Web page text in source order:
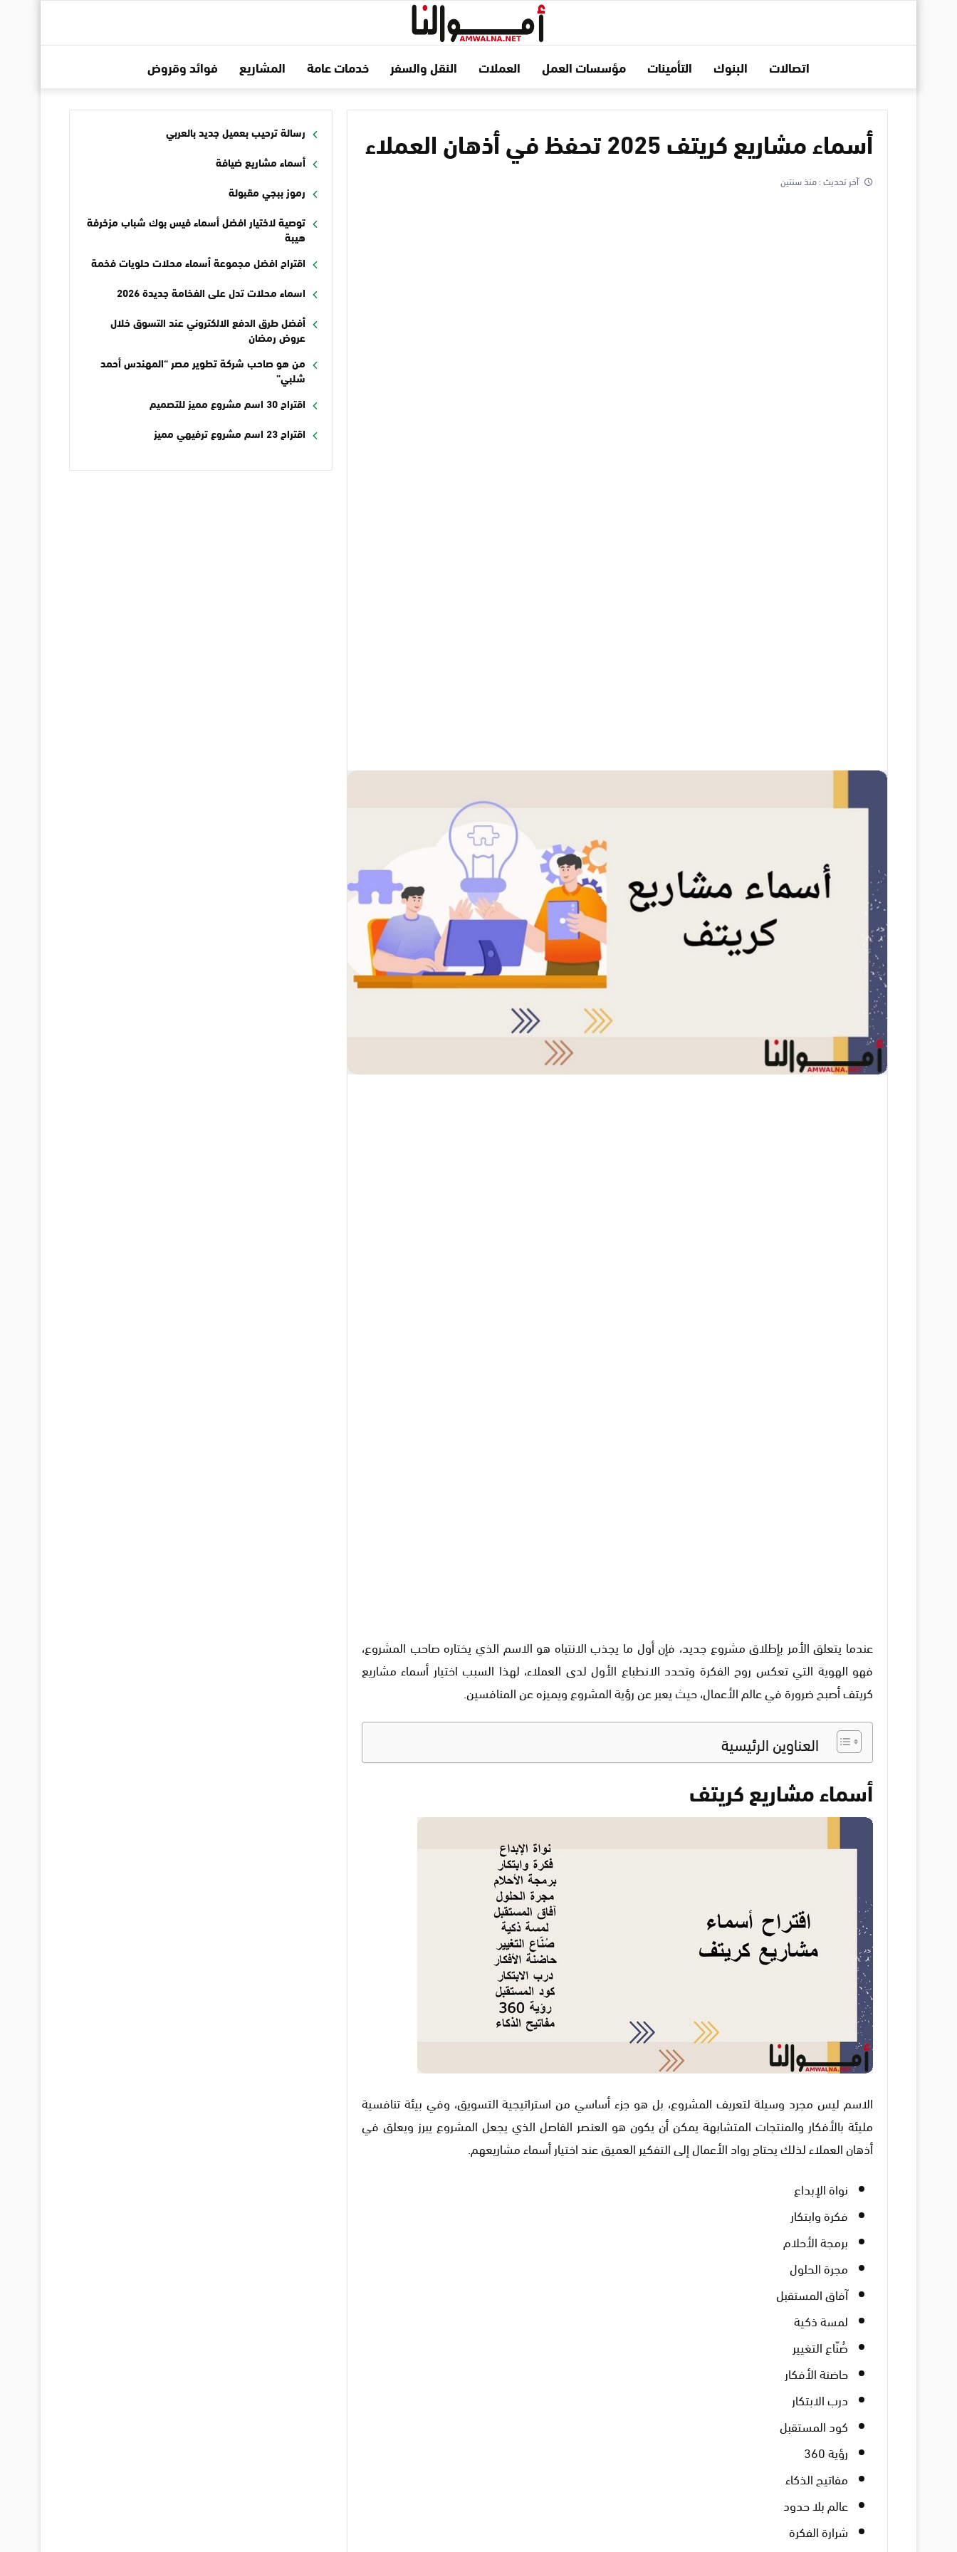
اتصالات البنوك التأمينات مؤسسات العمل العملات النقل والسفر خدمات عامة المشاريع فوائد وقروض
أسماء مشاريع كريتف 2025 تحفظ في أذهان العملاء
آخر تحديث :منذ سنتين
عندما يتعلق الأمر بإطلاق مشروع جديد، فإن أول ما يجذب الانتباه هو الاسم الذي يختاره صاحب المشروع،
فهو الهوية التي تعكس روح الفكرة وتحدد الانطباع الأول لدى العملاء، لهذا السبب اختيار أسماء مشاريع
كريتف أصبح ضرورة في عالم الأعمال، حيث يعبر عن رؤية المشروع ويميزه عن المنافسين.
العناوين الرئيسية
أسماء مشاريع كريتف
الاسم ليس مجرد وسيلة لتعريف المشروع، بل هو جزء أساسي من استراتيجية التسويق، وفي بيئة تنافسية
مليئة بالأفكار والمنتجات المتشابهة يمكن أن يكون هو العنصر الفاصل الذي يجعل المشروع يبرز ويعلق في
أذهان العملاء لذلك يحتاج رواد الأعمال إلى التفكير العميق عند اختيار أسماء مشاريعهم.
نواة الإبداع
فكرة وابتكار
برمجة الأحلام
مجرة الحلول
آفاق المستقبل
لمسة ذكية
صُنّاع التغيير
حاضنة الأفكار
درب الابتكار
كود المستقبل
رؤية 360
مفاتيح الذكاء
عالم بلا حدود
شرارة الفكرة
رسالة ترحيب بعميل جديد بالعربي
أسماء مشاريع ضيافة
رموز ببجي مقبولة
توصية لاختيار افضل أسماء فيس بوك شباب مزخرفة
هيبة
اقتراح افضل مجموعة أسماء محلات حلويات فخمة
اسماء محلات تدل على الفخامة جديدة 2026
أفضل طرق الدفع الالكتروني عند التسوق خلال
عروض رمضان
من هو صاحب شركة تطوير مصر “المهندس أحمد
شلبي”
اقتراح 30 اسم مشروع مميز للتصميم
اقتراح 23 اسم مشروع ترفيهي مميز